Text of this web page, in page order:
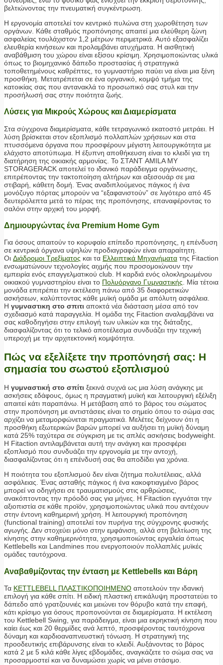
βελτιώνοντας την πνευματική συγκέντρωση.
Η εργονομία αποτελεί τον κεντρικό πυλώνα στη χωροθέτηση των
οργάνων. Κάθε σταθμός προπόνησης απαιτεί μια ελεύθερη ζώνη
ασφαλείας τουλάχιστον 1,2 μέτρων περιμετρικά. Αυτό εξασφαλίζει
ελευθερία κινήσεων και προλαμβάνει ατυχήματα. Η αισθητική
αναβάθμιση του χώρου είναι εξίσου κρίσιμη. Χρησιμοποιώντας υλικά
όπως το βιομηχανικό δάπεδο προστασίας ή στρατηγικά
τοποθετημένους καθρέπτες, το γυμναστήριο παύει να είναι μια ξένη
προσθήκη. Μετατρέπεται σε ένα οργανικό, κομψό τμήμα της
κατοικίας σας που αντανακλά το προσωπικό σας στυλ και την
προσήλωσή σας στην ποιότητα ζωής.
Λύσεις για Μικρούς Χώρους και Διαμερίσματα
Στα σύγχρονα διαμερίσματα, κάθε τετραγωνικό εκατοστό μετράει. Η
λύση βρίσκεται στον εξοπλισμό πολλαπλών χρήσεων και στα
πτυσσόμενα όργανα που προσφέρουν μέγιστη λειτουργικότητα με
ελάχιστο αποτύπωμα. Η έξυπνη αποθήκευση είναι το κλειδί για τη
διατήρηση της οικιακής αρμονίας. Το ΣΤΑΝΤ AMILA MY
STORAGERACK αποτελεί το ιδανικό παράδειγμα οργάνωσης,
επιτρέποντας την τακτοποίηση αλτήρων και αξεσουάρ σε μια
στιβαρή, κάθετη δομή. Ένας αναδιπλούμενος πάγκος ή ένα
μονόζυγο πόρτας μπορούν να “εξαφανιστούν” σε λιγότερο από 45
δευτερόλεπτα μετά το πέρας της προπόνησης, επαναφέροντας το
σαλόνι στην αρχική του μορφή.
Δημιουργώντας ένα Premium Home Gym
Για όσους απαιτούν το κορυφαίο επίπεδο προπόνησης, η επένδυση
σε κεντρικά όργανα υψηλών προδιαγραφών είναι απαραίτητη.
Οι Διάδρομοι Τρεξίματος και τα Ελλειπτικά Μηχανήματα της Fitaction
ενσωματώνουν τεχνολογίες αιχμής που προσομοιώνουν την
εμπειρία ενός επαγγελματικού club. Η καρδιά ενός ολοκληρωμένου
οικιακού γυμναστηρίου είναι το Πολυόργανο Γυμναστικής. Μία τέτοια
μονάδα επιτρέπει την εκτέλεση πάνω από 35 διαφορετικών
ασκήσεων, καλύπτοντας κάθε μυϊκή ομάδα με απόλυτη ασφάλεια.
Η γυμναστικη στο σπιτι αποκτά νέα διάσταση μέσα από τον
σχεδιασμό κατά παραγγελία. Η ομάδα της Fitaction αναλαμβάνει να
σας καθοδηγήσει στην επιλογή των υλικών και της διάταξης,
διασφαλίζοντας ότι το τελικό αποτέλεσμα συνδυάζει την τεχνική
υπεροχή με την αρχιτεκτονική κομψότητα.
Πώς να εξελίξετε την προπόνησή σας: Η
σημασία του σωστού εξοπλισμού
Η γυμναστική στο σπίτι ξεκινά συχνά ως μια λύση ανάγκης με
ασκήσεις εδάφους, όμως η πραγματική μυϊκή και λειτουργική εξέλιξη
απαιτεί κάτι παραπάνω. Η μετάβαση από το βάρος του σώματος
στην προπόνηση με αντιστάσεις είναι το σημείο όπου το σώμα σας
αρχίζει να μεταμορφώνεται πραγματικά. Μελέτες δείχνουν ότι η
προσθήκη εξωτερικών βαρών μπορεί να αυξήσει τη μυϊκή δύναμη
κατά 25% ταχύτερα σε σύγκριση με τις απλές ασκήσεις bodyweight.
Η Fitaction αντιλαμβάνεται αυτή την ανάγκη και προσφέρει
εξοπλισμό που συνδυάζει την εργονομία με την αντοχή,
διασφαλίζοντας ότι η επένδυσή σας θα αποδίδει για χρόνια.
Η ποιότητα του εξοπλισμού δεν είναι ζήτημα πολυτέλειας, αλλά
ασφάλειας. Ένας ασταθής πάγκος ή ένα κακοφτιαγμένο βάρος
μπορεί να οδηγήσει σε τραυματισμούς στις αρθρώσεις,
ανακόπτοντας την πρόοδό σας για μήνες. Η Fitaction εγγυάται την
αξιοπιστία σε κάθε προϊόν, χρησιμοποιώντας υλικά που αντέχουν
στην έντονη καθημερινή χρήση. Η λειτουργική προπόνηση
(functional training) αποτελεί τον πυρήνα της σύγχρονης φυσικής
αγωγής. Δεν στοχεύει μόνο στην εμφάνιση, αλλά στη βελτίωση της
κίνησης στην καθημερινότητα, χρησιμοποιώντας εργαλεία όπως
Kettlebells και Landmines που ενεργοποιούν πολλαπλές μυϊκές
ομάδες ταυτόχρονα.
Αναβαθμίζοντας την ένταση με Kettlebells και Βάρη
Τα KETTLEBELL ΠΛΑΣΤΙΚΟΠΟΙΗΜΕΝΟ αποτελούν την ιδανική
επιλογή για κάθε σπίτι. Η ειδική πλαστική επικάλυψη προστατεύει το
δάπεδο από γρατζουνιές και μειώνει τον θόρυβο κατά την επαφή,
κάτι κρίσιμο για όσους προπονούνται σε διαμερίσματα. Η εκτέλεση
του Kettlebell Swing, για παράδειγμα, είναι μια εκρηκτική κίνηση που
καίει έως και 20 θερμίδες ανά λεπτό, προσφέροντας ταυτόχρονα
δύναμη και καρδιοαναπνευστική τόνωση. Η στρατηγική της
προοδευτικής επιβάρυνσης είναι το κλειδί. Αυξάνοντας το βάρος
κατά 2 με 5 κιλά κάθε λίγες εβδομάδες, αναγκάζετε το σώμα σας να
προσαρμοστεί και να δυναμώσει χωρίς να μένει στάσιμο.